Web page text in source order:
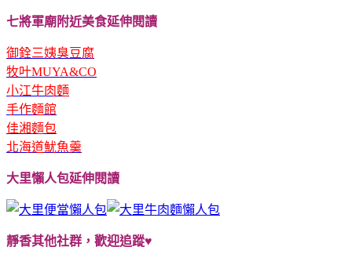
七將軍廟附近美食延伸閱讀
御銓三姨臭豆腐
牧叶MUYA&CO
小江牛肉麵
手作麵館
佳湘麵包
北海道魷魚羹
大里懶人包延伸閱讀
靜香其他社群，歡迎追蹤♥